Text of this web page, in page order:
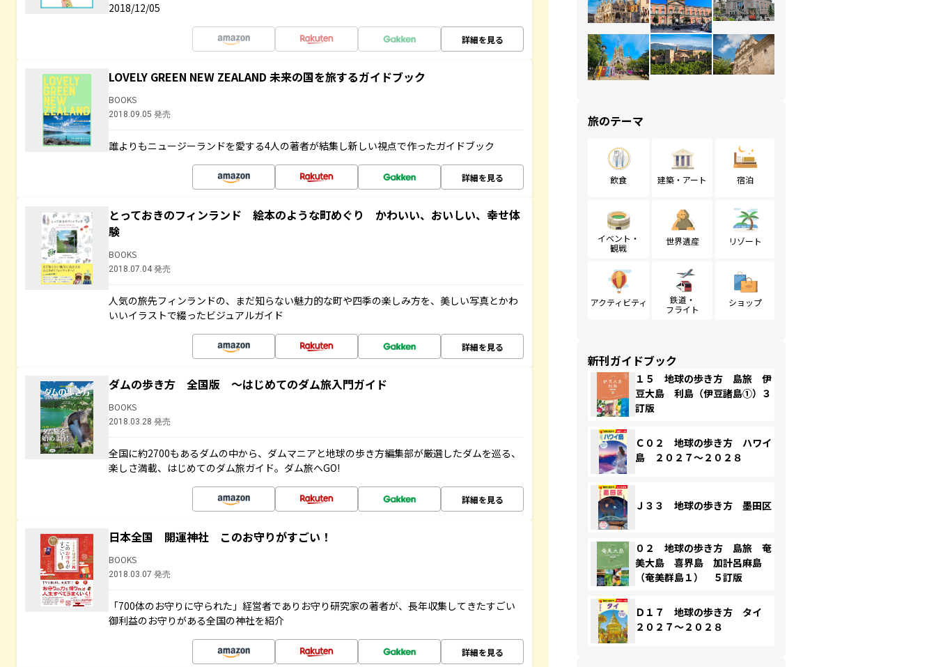
2018/12/05
詳細を見る
LOVELY GREEN NEW ZEALAND 未来の国を旅するガイドブック
BOOKS
2018.09.05 発売
誰よりもニュージーランドを愛する4人の著者が結集し新しい視点で作ったガイドブック
詳細を見る
とっておきのフィンランド 絵本のような町めぐり かわいい、おいしい、幸せ体
験
BOOKS
2018.07.04 発売
人気の旅先フィンランドの、まだ知らない魅力的な町や四季の楽しみ方を、美しい写真とかわ
いいイラストで綴ったビジュアルガイド
詳細を見る
ダムの歩き方 全国版 ～はじめてのダム旅入門ガイド
BOOKS
2018.03.28 発売
全国に約2700もあるダムの中から、ダムマニアと地球の歩き方編集部が厳選したダムを巡る、
楽しさ満載、はじめてのダム旅ガイド。ダム旅へGO!
詳細を見る
日本全国 開運神社 このお守りがすごい！
BOOKS
2018.03.07 発売
「700体のお守りに守られた」経営者でありお守り研究家の著者が、長年収集してきたすごい
御利益のお守りがある全国の神社を紹介
詳細を見る
旅のテーマ
飲食 建築・アート 宿泊
イベント・
観戦
世界遺産 リゾート
アクティビティ
鉄道・
フライト
ショップ
新刊ガイドブック
１５ 地球の歩き方 島旅 伊
豆大島 利島（伊豆諸島①）３
訂版
Ｃ０２ 地球の歩き方 ハワイ
島 ２０２７～２０２８
Ｊ３３ 地球の歩き方 墨田区
０２ 地球の歩き方 島旅 奄
美大島 喜界島 加計呂麻島
（奄美群島１） ５訂版
Ｄ１７ 地球の歩き方 タイ
２０２７～２０２８